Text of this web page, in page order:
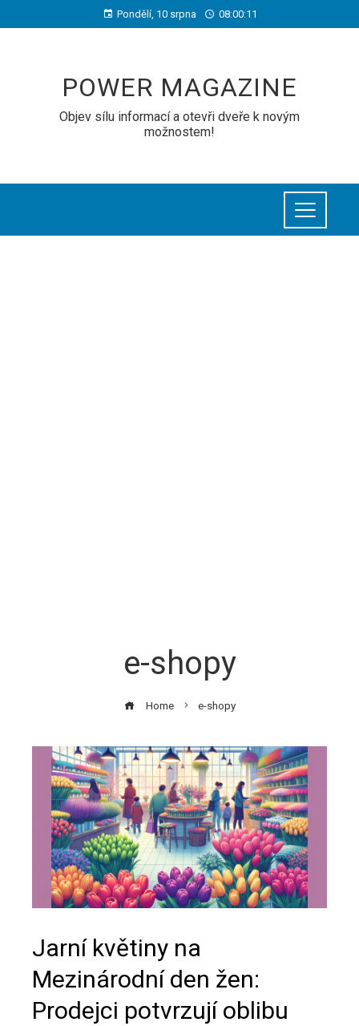
Pondělí, 10 srpna 08:00:12
POWER MAGAZINE
Objev sílu informací a otevři dveře k novým
možnostem!
e-shopy
Home e-shopy
Jarní květiny na
Mezinárodní den žen:
Prodejci potvrzují oblibu